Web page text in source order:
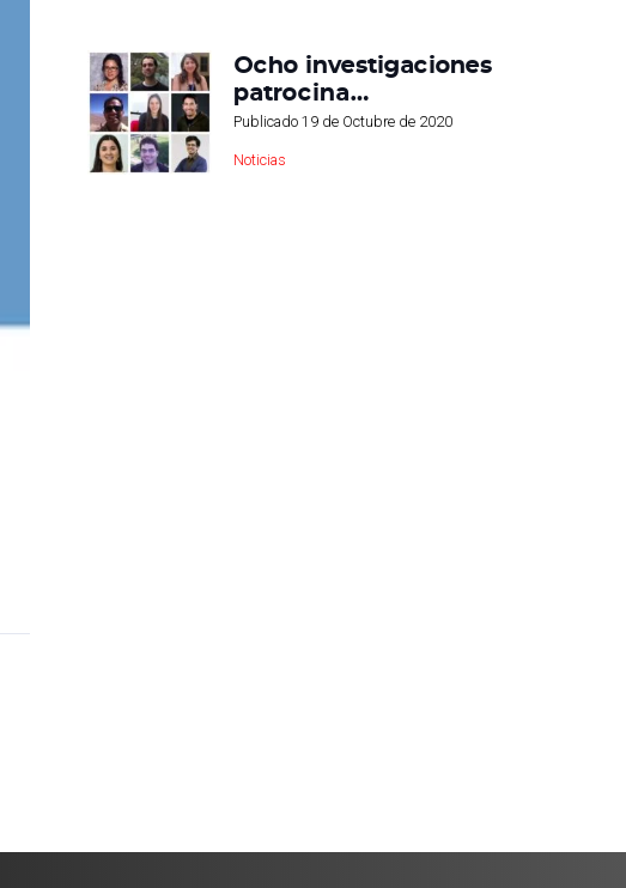
Ocho investigaciones
patrocina…
Publicado 19 de Octubre de 2020
Noticias